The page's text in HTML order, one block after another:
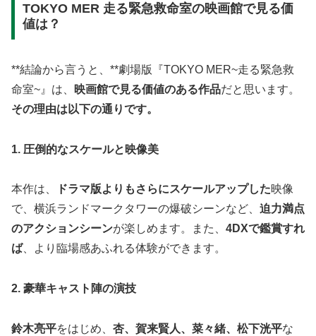
TOKYO MER 走る緊急救命室の映画館で見る価
値は？
**結論から言うと、**劇場版『TOKYO MER~走る緊急救
命室~』は、
映画館で見る価値のある作品だと思います。
その理由は以下の通りです。
1. 圧倒的なスケールと映像美
本作は、 ドラマ版よりもさらにスケールアップした映像
で、横浜ランドマークタワーの爆破シーンなど、 迫力満点
のアクションシーンが楽しめます。また、 4DXで鑑賞すれ
ば、より臨場感あふれる体験ができます。
2. 豪華キャスト陣の演技
鈴木亮平をはじめ、 杏、賀来賢人、菜々緒、松下洸平な